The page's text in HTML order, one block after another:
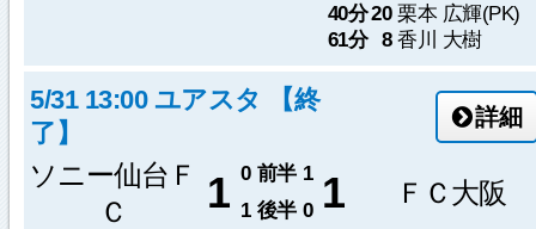
40分20 栗本 広輝(PK)
61分
8 香川 大樹
5/31 13:00 ユアスタ 【終
了】
詳細
ソニー仙台Ｆ
Ｃ
1 0 前半 1 1 ＦＣ大阪
1 後半 0